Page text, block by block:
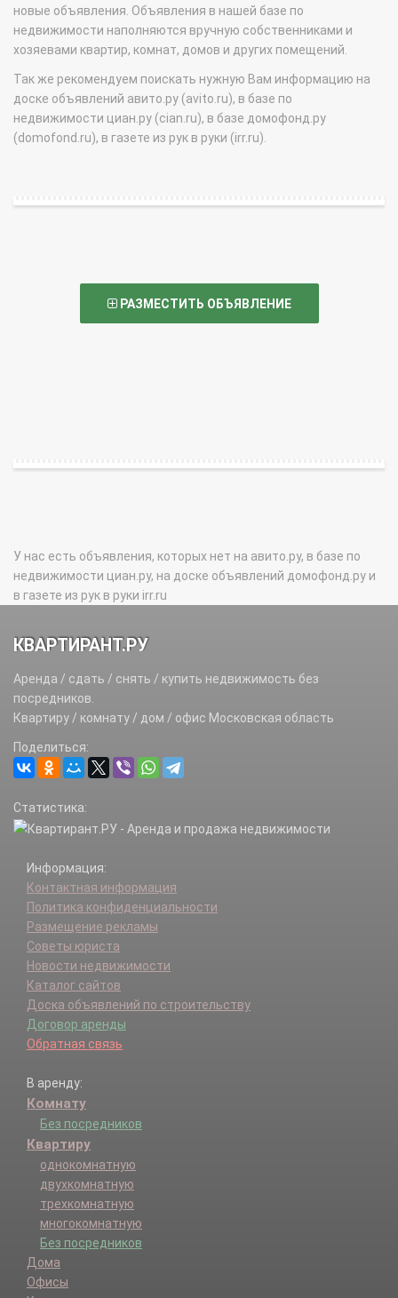
новые объявления. Объявления в нашей базе по
недвижимости наполняются вручную собственниками и
хозяевами квартир, комнат, домов и других помещений.
Так же рекомендуем поискать нужную Вам информацию на
доске объявлений авито.ру (avito.ru), в базе по
недвижимости циан.ру (cian.ru), в базе домофонд.ру
(domofond.ru), в газете из рук в руки (irr.ru).
РАЗМЕСТИТЬ ОБЪЯВЛЕНИЕ
У нас есть объявления, которых нет на авито.ру, в базе по
недвижимости циан.ру, на доске объявлений домофонд.ру и
в газете из рук в руки irr.ru
КВАРТИРАНТ.РУ
Аренда / сдать / снять / купить недвижимость без
посредников.
Квартиру / комнату / дом / офис Московская область
Поделиться:
Статистика:
Информация:
Контактная информация
Политика конфиденциальности
Размещение рекламы
Советы юриста
Новости недвижимости
Каталог сайтов
Доска объявлений по строительству
Договор аренды
Обратная связь
В аренду:
Комнату
Без посредников
Квартиру
однокомнатную
двухкомнатную
трехкомнатную
многокомнатную
Без посредников
Дома
Офисы